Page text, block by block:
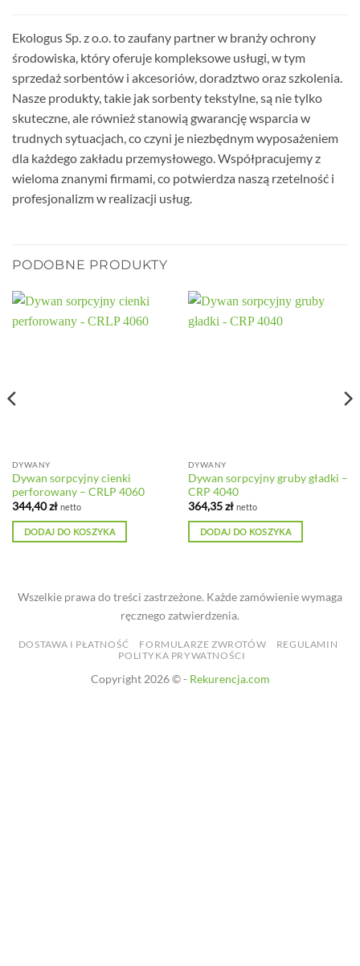
Ekologus Sp. z o.o. to zaufany partner w branży ochrony
środowiska, który oferuje kompleksowe usługi, w tym
sprzedaż sorbentów i akcesoriów, doradztwo oraz szkolenia.
Nasze produkty, takie jak sorbenty tekstylne, są nie tylko
skuteczne, ale również stanowią gwarancję wsparcia w
trudnych sytuacjach, co czyni je niezbędnym wyposażeniem
dla każdego zakładu przemysłowego. Współpracujemy z
wieloma znanymi firmami, co potwierdza naszą rzetelność i
profesjonalizm w realizacji usług.
PODOBNE PRODUKTY
DYWANY
Dywan sorpcyjny cienki
perforowany – CRLP 4060
344,40zł netto
DODAJ DO KOSZYKA
DYWANY
Dywan sorpcyjny gruby gładki –
CRP 4040
364,35zł netto
DODAJ DO KOSZYKA
Wszelkie prawa do treści zastrzeżone. Każde zamówienie wymaga
ręcznego zatwierdzenia.
DOSTAWA I PŁATNOŚĆ FORMULARZE ZWROTÓW
REGULAMIN
POLITYKA PRYWATNOŚCI
Copyright 2026 © - Rekurencja.com